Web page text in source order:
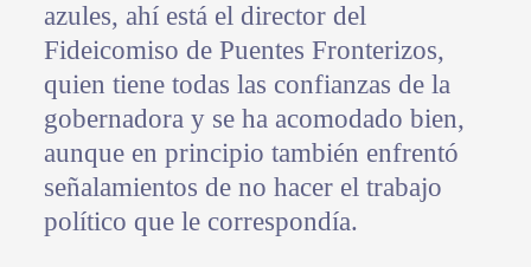
azules, ahí está el director del
Fideicomiso de Puentes Fronterizos,
quien tiene todas las confianzas de la
gobernadora y se ha acomodado bien,
aunque en principio también enfrentó
señalamientos de no hacer el trabajo
político que le correspondía.